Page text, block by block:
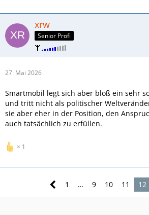
xrw
Senior Profi
27. Mai 2026
Smartmobil legt sich aber bloß ein sehr
und tritt nicht als politischer
sie aber eher in der Position, den
auch tatsächlich zu erfüllen.
1
1 … 9 10 11 12